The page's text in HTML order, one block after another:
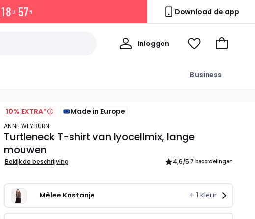
18 U 57M Download de app
Business
Inloggen
Mijn
Kijk
Naar
10% EXTRA* Made in Europe
ANNE WEYBURN
Turtleneck T-shirt van lyocellmix, lange
mouwen
Bekijk de beschrijving 4,6/5 7 beoordelingen
Mêlee Kastanje + 1 Kleur